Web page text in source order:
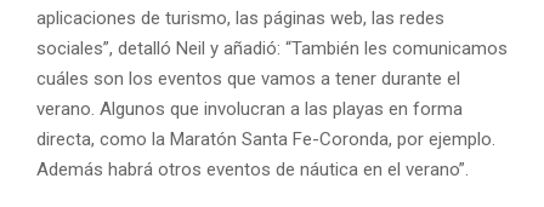
aplicaciones de turismo, las páginas web, las redes
sociales”, detalló Neil y añadió: “También les comunicamos
cuáles son los eventos que vamos a tener durante el
verano. Algunos que involucran a las playas en forma
directa, como la Maratón Santa Fe-Coronda, por ejemplo.
Además habrá otros eventos de náutica en el verano”.